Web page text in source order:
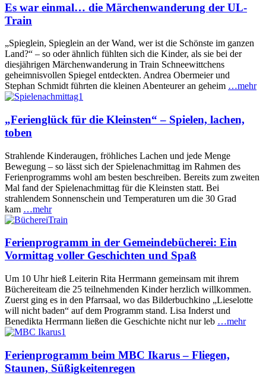
Es war einmal… die Märchenwanderung der UL-
Train
„Spieglein, Spieglein an der Wand, wer ist die Schönste im ganzen
Land?“ – so oder ähnlich fühlten sich die Kinder, als sie bei der
diesjährigen Märchenwanderung in Train Schneewittchens
geheimnisvollen Spiegel entdeckten. Andrea Obermeier und
Stephan Schmidt führten die kleinen Abenteurer an geheim …mehr
„Ferienglück für die Kleinsten“ – Spielen, lachen,
toben
Strahlende Kinderaugen, fröhliches Lachen und jede Menge
Bewegung – so lässt sich der Spielenachmittag im Rahmen des
Ferienprogramms wohl am besten beschreiben. Bereits zum zweiten
Mal fand der Spielenachmittag für die Kleinsten statt. Bei
strahlendem Sonnenschein und Temperaturen um die 30 Grad
kam …mehr
Ferienprogramm in der Gemeindebücherei: Ein
Vormittag voller Geschichten und Spaß
Um 10 Uhr hieß Leiterin Rita Herrmann gemeinsam mit ihrem
Büchereiteam die 25 teilnehmenden Kinder herzlich willkommen.
Zuerst ging es in den Pfarrsaal, wo das Bilderbuchkino „Lieselotte
will nicht baden“ auf dem Programm stand. Lisa Inderst und
Benedikta Herrmann ließen die Geschichte nicht nur leb …mehr
Ferienprogramm beim MBC Ikarus – Fliegen,
Staunen, Süßigkeitenregen